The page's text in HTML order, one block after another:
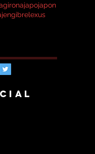
gironajapojapon
jengibrelexus